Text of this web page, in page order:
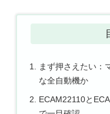
まず押さえたい：
な全自動機か
ECAM22110と